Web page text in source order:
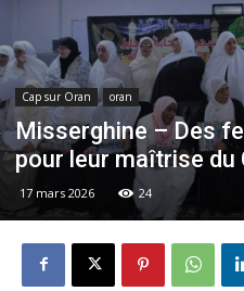
Cap sur Oran oran
Misserghine – Des
pour leur maîtrise du
17 mars 2026 24